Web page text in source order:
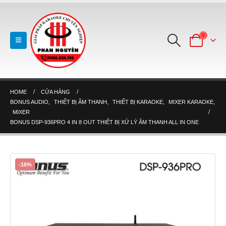
0
HOME
CỬA HÀNG
BONUS AUDIO
THIẾT BỊ ÂM THANH THIẾT BỊ KARAOKE MIXER KARAOKE
MIXER
BONUS DSP-936PRO 4 IN 8 OUT THIẾT BỊ XỬ LÝ ÂM THANH ALL IN ONE
-16%